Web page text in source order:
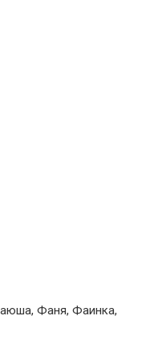
Фаня, Фаинка,